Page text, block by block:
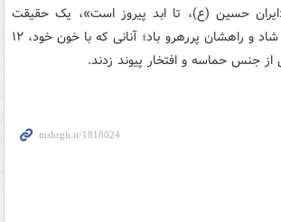
حسین (ع)، تا ابد پیروز است»، یک حقیقت
محض است. روحشان شاد و راهشان پررهرو باد؛ آنانی که با خون خود، ۱۲
از جنس حماسه و افتخار پیوند زدند.